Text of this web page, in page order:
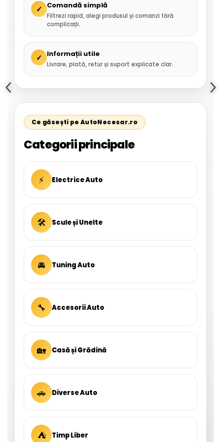
✓ Comandă simplă
Filtrezi rapid, alegi produsul și comanzi fără
complicații.
✓ Informații utile
Livrare, plată, retur și suport explicate clar.
Ce găsești pe AutoNecesar.ro
Categorii principale
⚡ Electrice Auto
🛠 Scule și Unelte
🚘 Tuning Auto
🔧 Accesorii Auto
🏡 Casă și Grădină
🚗 Diverse Auto
⛺ Timp Liber